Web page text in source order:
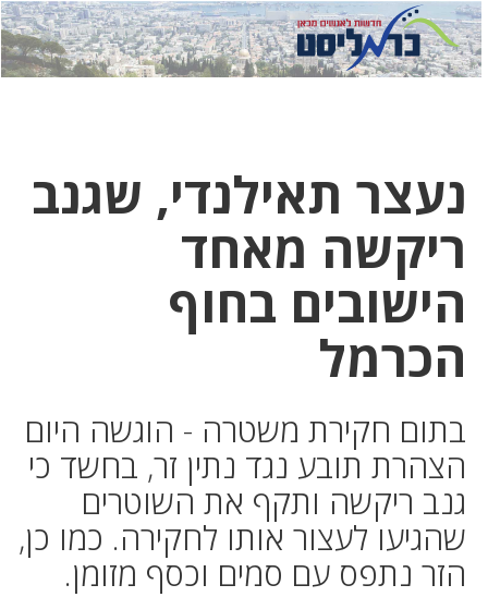
לחץ
כאן
לחץ
כדי
נעצר תאילנדי, שגנב
ריקשה מאחד
הישובים בחוף
הכרמל
בתום חקירת משטרה - הוגשה היום
הצהרת תובע נגד נתין זר, בחשד כי
גנב ריקשה ותקף את השוטרים
שהגיעו לעצור אותו לחקירה. כמו כן,
הזר נתפס עם סמים וכסף מזומן.